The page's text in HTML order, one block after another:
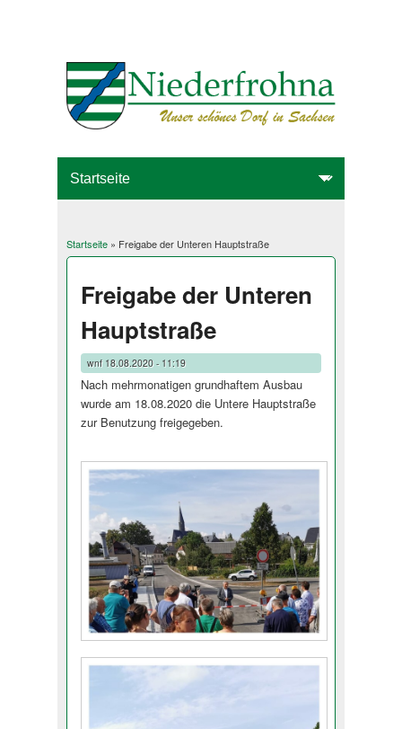
Sie sind hier
Startseite» Freigabe der Unteren Hauptstraße
Freigabe der Unteren
Hauptstraße
wnf18.08.2020 - 11:19
Nach mehrmonatigen grundhaftem Ausbau
wurde am 18.08.2020 die Untere Hauptstraße
zur Benutzung freigegeben.